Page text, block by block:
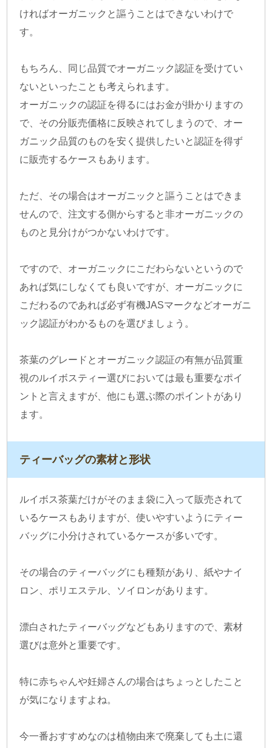
ければオーガニックと謳うことはできないわけで
す。
もちろん、同じ品質でオーガニック認証を受けてい
ないといったことも考えられます。
オーガニックの認証を得るにはお金が掛かりますの
で、その分販売価格に反映されてしまうので、オー
ガニック品質のものを安く提供したいと認証を得ず
に販売するケースもあります。
ただ、その場合はオーガニックと謳うことはできま
せんので、注文する側からすると非オーガニックの
ものと見分けがつかないわけです。
ですので、オーガニックにこだわらないというので
あれば気にしなくても良いですが、オーガニックに
こだわるのであれば必ず有機JASマークなどオーガニ
ック認証がわかるものを選びましょう。
茶葉のグレードとオーガニック認証の有無が品質重
視のルイボスティー選びにおいては最も重要なポイ
ントと言えますが、他にも選ぶ際のポイントがあり
ます。
ティーバッグの素材と形状
ルイボス茶葉だけがそのまま袋に入って販売されて
いるケースもありますが、使いやすいようにティー
バッグに小分けされているケースが多いです。
その場合のティーバッグにも種類があり、紙やナイ
ロン、ポリエステル、ソイロンがあります。
漂白されたティーバッグなどもありますので、素材
選びは意外と重要です。
特に赤ちゃんや妊婦さんの場合はちょっとしたこと
が気になりますよね。
今一番おすすめなのは植物由来で廃棄しても土に還